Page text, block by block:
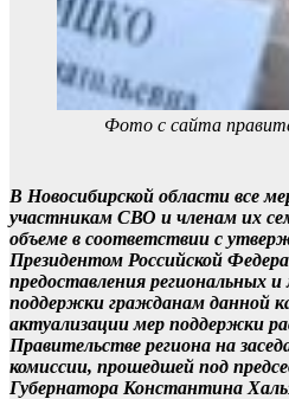
Фото с сайта
В Новосибирской области все
участникам СВО и членам их
объеме в соответствии с
Президентом Российской
предоставления региональных
поддержки гражданам данной
актуализации мер поддержки
Правительстве региона на
комиссии, прошедшей под
Губернатора Константина